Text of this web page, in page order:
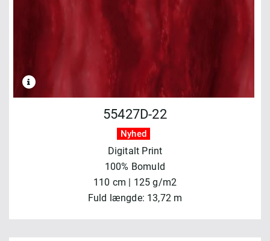
55427D-22
Nyhed
Digitalt Print
100% Bomuld
110 cm | 125 g/m2
Fuld længde: 13,72 m